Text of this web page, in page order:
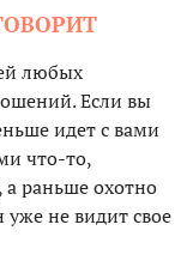
любых
Если вы
идет с вами
что-то,
а раньше охотно
уже не видит свое